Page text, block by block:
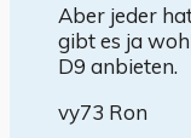
Aber jeder
gibt es ja
D9 anbieten.
vy73 Ron